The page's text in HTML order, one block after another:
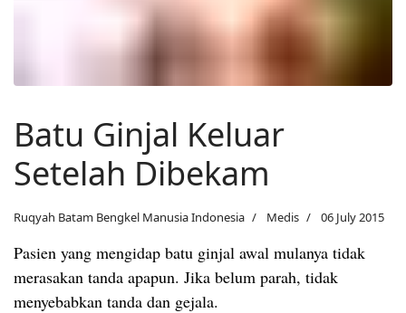
Batu Ginjal Keluar
Setelah Dibekam
Ruqyah Batam Bengkel Manusia Indonesia Medis 06 July 2015
Pasien yang mengidap batu ginjal awal mulanya tidak
merasakan tanda apapun. Jika belum parah, tidak
menyebabkan tanda dan gejala.